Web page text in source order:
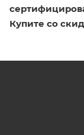
Купите со